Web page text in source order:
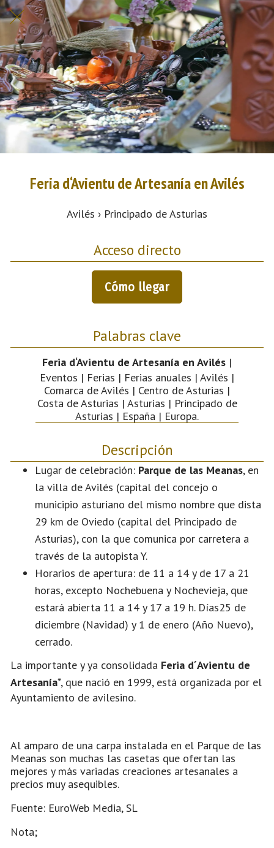
Feria d‘Avientu de Artesanía en Avilés
Avilés › Principado de Asturias
Acceso directo
Cómo llegar
Palabras clave
Feria d‘Avientu de Artesanía en Avilés |
Eventos | Ferias | Ferias anuales | Avilés |
Comarca de Avilés | Centro de Asturias |
Costa de Asturias | Asturias | Principado de
Asturias | España | Europa.
Descripción
Lugar de celebración: Parque de las Meanas, en
la villa de Avilés (capital del concejo o
municipio asturiano del mismo nombre que dista
29 km de Oviedo (capital del Principado de
Asturias), con la que comunica por carretera a
través de la autopista Y.
Horarios de apertura: de 11 a 14 y de 17 a 21
horas, excepto Nochebuena y Nochevieja, que
estará abierta 11 a 14 y 17 a 19 h. Días25 de
diciembre (Navidad) y 1 de enero (Año Nuevo),
cerrado.
La importante y ya consolidada Feria d´Avientu de
Artesanía*, que nació en 1999, está organizada por el
Ayuntamiento de avilesino.
Al amparo de una carpa instalada en el Parque de las
Meanas son muchas las casetas que ofertan las
mejores y más variadas creaciones artesanales a
precios muy asequibles.
Fuente: EuroWeb Media, SL
Nota;